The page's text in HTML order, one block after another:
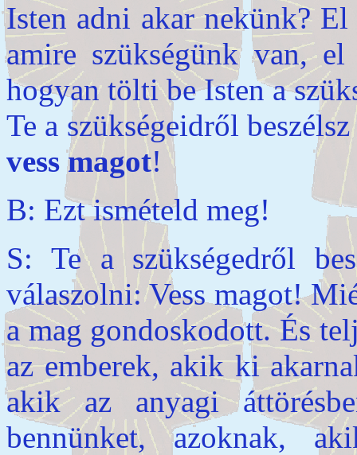
Isten adni akar nekünk?
amire szükségünk van,
hogyan tölti be Isten a
Te a szükségeidről
vess magot!
B: Ezt ismételd meg!
S: Te a szükségedről
válaszolni: Vess magot!
a mag gondoskodott. És
az emberek, akik ki
akik az anyagi
bennünket, azoknak,